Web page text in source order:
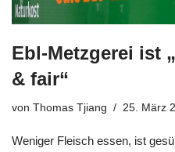
Ebl-Metzgerei ist
& fair“
von Thomas Tjiang 25. März
Weniger Fleisch essen, ist